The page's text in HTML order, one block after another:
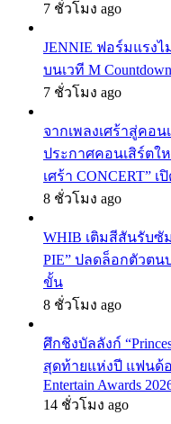
7 ชั่วโมง ago
JENNIE ฟอร์มแรงไ
บนเวที M
7 ชั่วโมง ago
จากเพลงเศร้าสู่คอน
ประกาศคอนเสิร์ตใ
เศร้า CONCERT”
8 ชั่วโมง ago
WHIB เติมสีสันรับซั
PIE” ปลดล็อกตัวตน
ขั้น
8 ชั่วโมง ago
ศึกชิงบัลลังก์
สุดท้ายแห่งปี แฟนด้
Entertain Awards
14 ชั่วโมง ago